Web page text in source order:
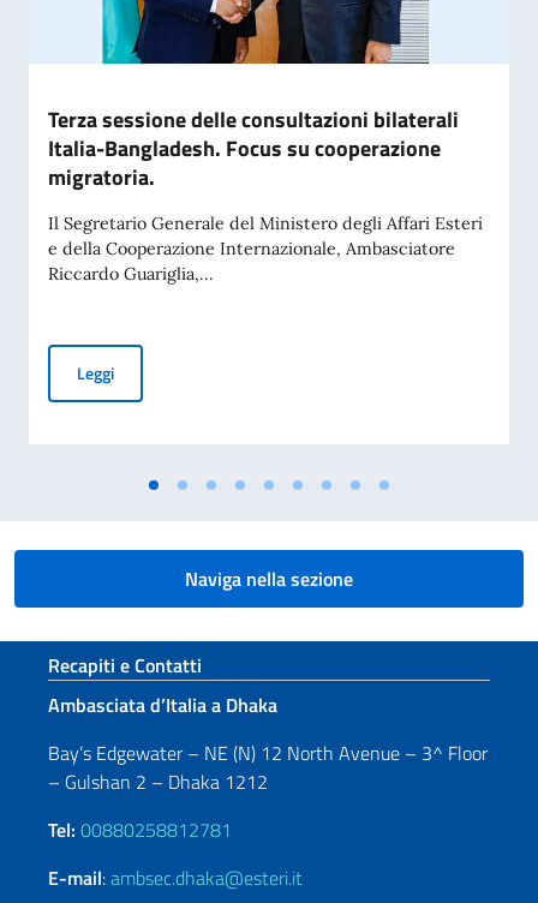
Terza sessione delle consultazioni bilaterali
Italia-Bangladesh. Focus su cooperazione
migratoria.
Il Segretario Generale del Ministero degli Affari Esteri
e della Cooperazione Internazionale, Ambasciatore
Riccardo Guariglia,...
LeggiTerza sessione delle consultazioni bilaterali Italia-
Naviga nella sezione
Sezione footer
Recapiti e Contatti
Ambasciata d’Italia a Dhaka
Bay’s Edgewater – NE (N) 12 North Avenue – 3^ Floor
– Gulshan 2 – Dhaka 1212
Tel: 00880258812781
E-mail:ambsec.dhaka@esteri.it